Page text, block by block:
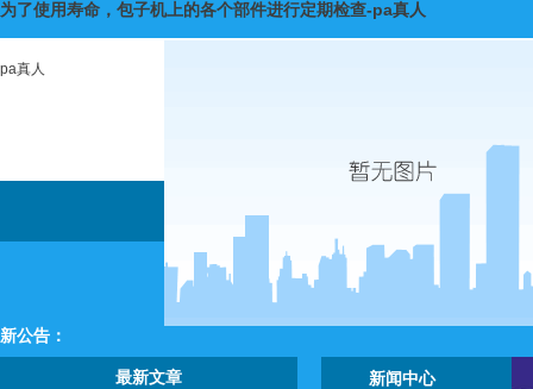
为了使用寿命，包子机上的各个部件进行定期检查-pa真人
pa真人
新公告：
最新文章 新闻中心